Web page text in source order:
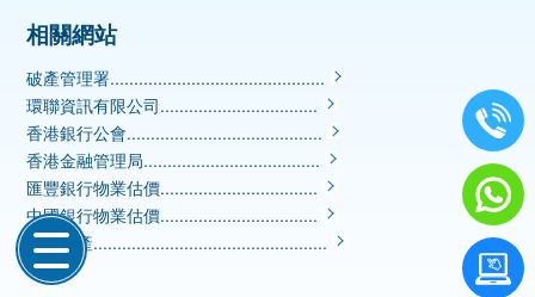
相關網站
破產管理署.............................................
環聯資訊有限公司.................................
香港銀行公會.........................................
香港金融管理局.....................................
匯豐銀行物業估價.................................
中國銀行物業估價.................................
中原地產.................................................